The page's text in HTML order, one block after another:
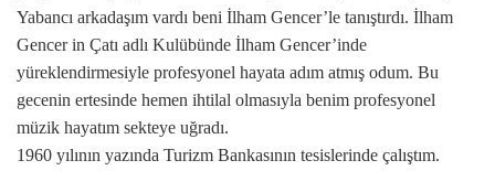
Yabancı arkadaşım vardı beni İlham Gencer’le tanıştırdı. İlham
Gencer in Çatı adlı Kulübünde İlham Gencer’inde
yüreklendirmesiyle profesyonel hayata adım atmış odum. Bu
gecenin ertesinde hemen ihtilal olmasıyla benim profesyonel
müzik hayatım sekteye uğradı.
1960 yılının yazında Turizm Bankasının tesislerinde çalıştım.